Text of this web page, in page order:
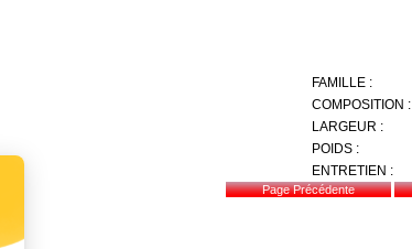
FAMILLE :
COMPOSITION :
LARGEUR :
POIDS :
ENTRETIEN :